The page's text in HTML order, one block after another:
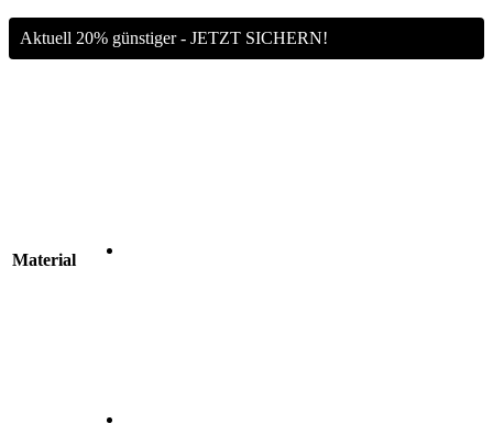
Aktuell 20% günstiger - JETZT SICHERN!
Material